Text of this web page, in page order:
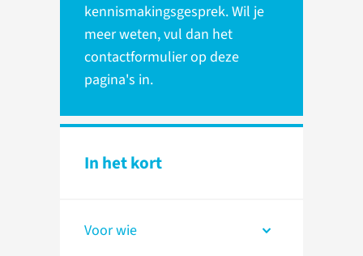
kennismakingsgesprek. Wil je
meer weten, vul dan het
contactformulier op deze
pagina's in.
In het kort
Voor wie